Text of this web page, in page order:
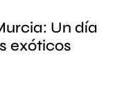
Un día
exóticos